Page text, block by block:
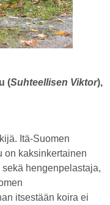
(Suhteellisen Viktor),
Itä-Suomen
on kaksinkertainen
hengenpelastaja,
itsestään koira ei